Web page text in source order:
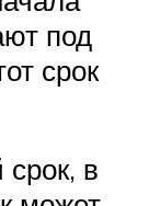
под
срок
в